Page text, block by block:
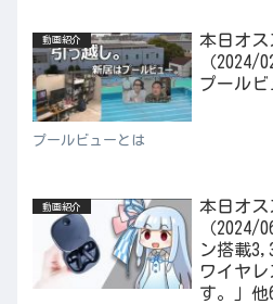
動画紹介
本日オ
（2024/
プールビ
プールビューとは
動画紹介
本日オ
（2024/
ン搭載
ワイヤ
す。」他